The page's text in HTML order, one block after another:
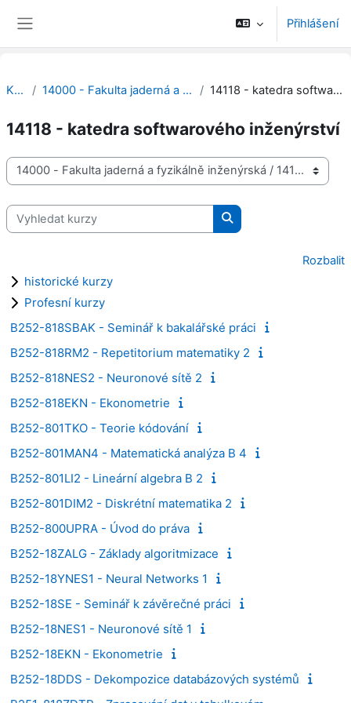
Přihlášení
Kurzy 14000 - Fakulta jaderná a fyzikálně inženýrská 14118 - katedra softwarového inženýrství
14118 - katedra softwarového inženýrství
Kategorie kurzů
Vyhledat kurzy
Vyhledat kurzy
Rozbalit
historické kurzy
Profesní kurzy
B252-818SBAK - Seminář k bakalářské práci
B252-818RM2 - Repetitorium matematiky 2
B252-818NES2 - Neuronové sítě 2
B252-818EKN - Ekonometrie
B252-801TKO - Teorie kódování
B252-801MAN4 - Matematická analýza B 4
B252-801LI2 - Lineární algebra B 2
B252-801DIM2 - Diskrétní matematika 2
B252-800UPRA - Úvod do práva
B252-18ZALG - Základy algoritmizace
B252-18YNES1 - Neural Networks 1
B252-18SE - Seminář k závěrečné práci
B252-18NES1 - Neuronové sítě 1
B252-18EKN - Ekonometrie
B252-18DDS - Dekompozice databázových systémů